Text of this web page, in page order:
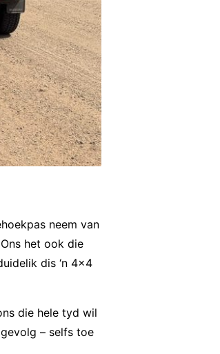
neem van
het ook die
dis ‘n 4×4
die hele tyd wil
– selfs toe